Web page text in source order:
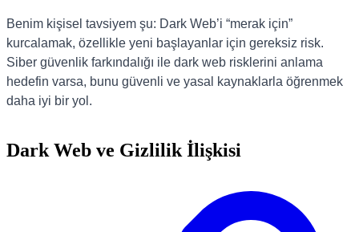
Benim kişisel tavsiyem şu: Dark Web’i “merak için”
kurcalamak, özellikle yeni başlayanlar için gereksiz risk.
Siber güvenlik farkındalığı ile dark web risklerini anlama
hedefin varsa, bunu güvenli ve yasal kaynaklarla öğrenmek
daha iyi bir yol.
Dark Web ve Gizlilik İlişkisi